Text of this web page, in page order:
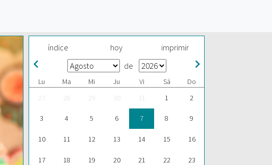
índice hoy imprimir
de
Lu Ma Mi Ju Vi Sá
Do
27
28 29 30 31 1 2
3 4 5 6 7 8 9
10 11 12 13 14 15 16
17 18 19 20 21 22 23